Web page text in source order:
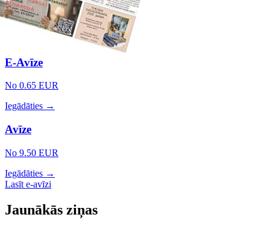
E-Avīze
No 0.65 EUR
Iegādāties →
Avīze
No 9.50 EUR
Iegādāties →
Lasīt e-avīzi
Jaunākās ziņas